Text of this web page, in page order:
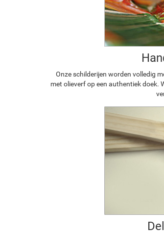
Onze schilderijen worden volledig
met olieverf op een authentiek doek.